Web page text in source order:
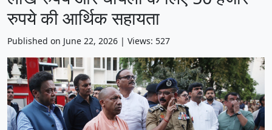
रुपये की आर्थिक सहायता
Published on June 22, 2026 | Views: 527